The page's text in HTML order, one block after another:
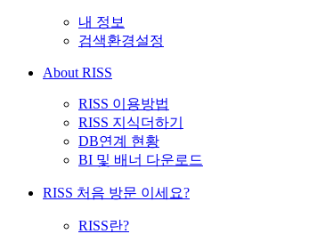
내 정보
검색환경설정
About RISS
RISS 이용방법
RISS 지식더하기
DB연계 현황
BI 및 배너 다운로드
RISS 처음 방문 이세요?
RISS란?